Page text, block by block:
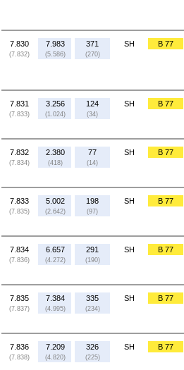
7.830
(7.832)
7.983
(5.586)
371
(270)
SH B 77
7.831
(7.833)
3.256
(1.024)
124
(34)
SH B 77
7.832
(7.834)
2.380
(418)
77
(14)
SH B 77
7.833
(7.835)
5.002
(2.642)
198
(97)
SH B 77
7.834
(7.836)
6.657
(4.272)
291
(190)
SH B 77
7.835
(7.837)
7.384
(4.995)
335
(234)
SH B 77
7.836
(7.838)
7.209
(4.820)
326
(225)
SH B 77